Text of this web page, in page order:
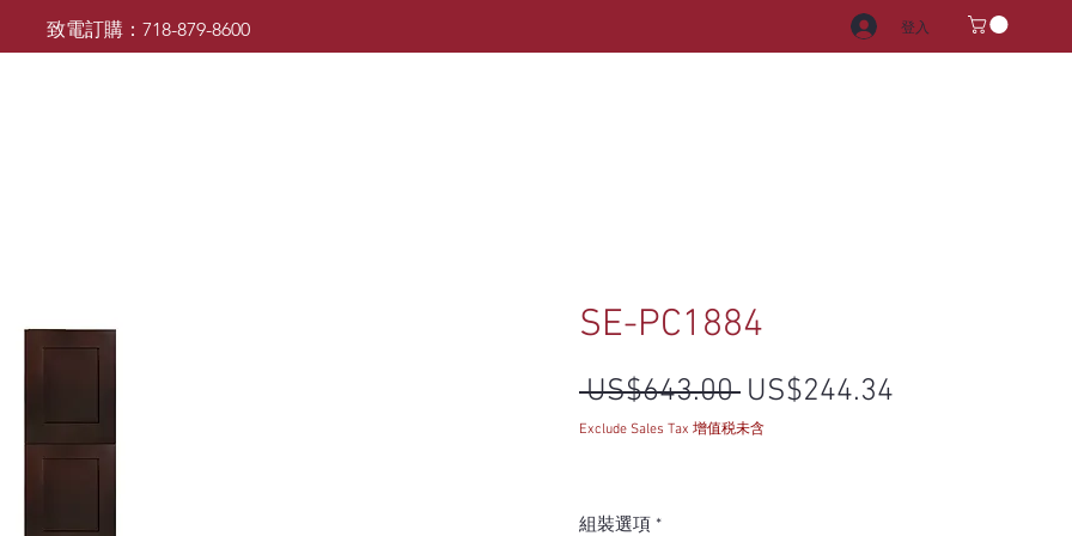
致電訂購：718-879-8600 登入
SE-PC1884
US$643.00 一般價格
US$244.34
Exclude Sales Tax 增值税未含
組裝選項 *